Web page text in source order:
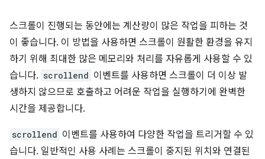
스크롤이 진행되는 동안에는 계산량이 많은 작업을 피하는 것
이 좋습니다. 이 방법을 사용하면 스크롤이 원활한 환경을 유지
하기 위해 최대한 많은 메모리와 처리를 자유롭게 사용할 수 있
습니다. scrollend 이벤트를 사용하면 스크롤이 더 이상 발
생하지 않으므로 호출하고 어려운 작업을 실행하기에 완벽한
시간을 제공합니다.
scrollend 이벤트를 사용하여 다양한 작업을 트리거할 수 있
습니다. 일반적인 사용 사례는 스크롤이 중지된 위치와 연결된